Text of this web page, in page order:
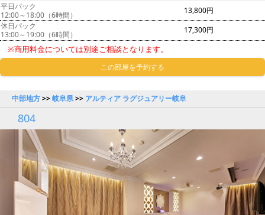
平日パック
12:00～18:00（6時間）
13,800円
休日パック
13:00～19:00（6時間）
17,300円
※商用料金については別途ご相談となります。
この部屋を予約する
中部地方>>岐阜県>> アルティア ラグジュアリー岐阜
804